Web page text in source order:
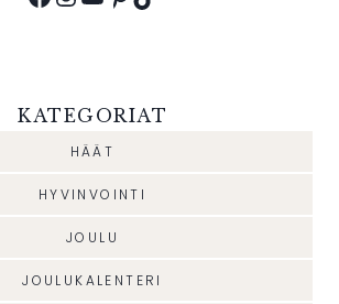
KATEGORIAT
HÄÄT
HYVINVOINTI
JOULU
JOULUKALENTERI